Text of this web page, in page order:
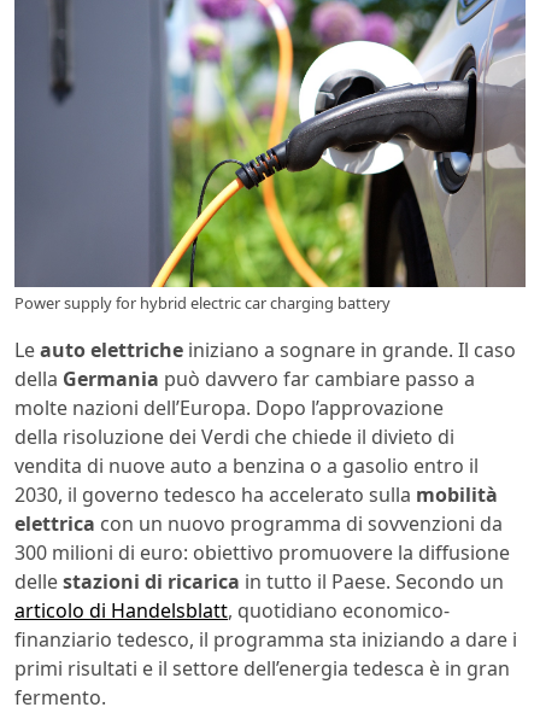
Power supply for hybrid electric car charging battery
Leauto elettriche iniziano a sognare in grande. Il caso
della Germania può davvero far cambiare passo a
molte nazioni dell’Europa. Dopo l’approvazione
della risoluzione dei Verdi che chiede il divieto di
vendita di nuove auto a benzina o a gasolio entro il
2030, il governo tedesco ha accelerato sulla mobilità
elettrica con un nuovo programma di sovvenzioni da
300 milioni di euro: obiettivo promuovere la diffusione
dellestazioni di ricarica in tutto il Paese. Secondo un
articolo di Handelsblatt, quotidiano economico-
finanziario tedesco, il programma sta iniziando a dare i
primi risultati e il settore dell’energia tedesca è in gran
fermento.